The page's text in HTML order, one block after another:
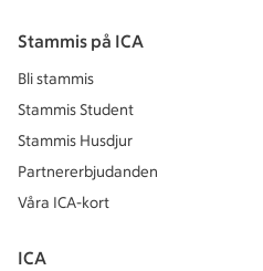
Stammis på ICA
Bli stammis
Stammis Student
Stammis Husdjur
Partnererbjudanden
Våra ICA-kort
ICA